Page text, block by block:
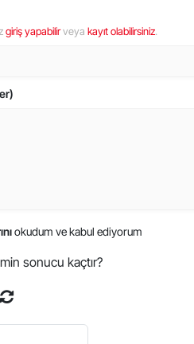
giriş yapabilirveya kayıt olabilirsiniz.
okudum ve kabul ediyorum
sonucu kaçtır?